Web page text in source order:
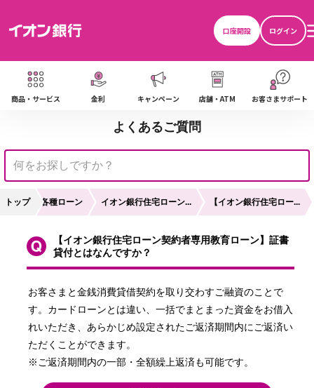
口座開設
ログイン
商品・サービス 金利 キャンペーン 店舗・ATM お客さまサポート
よくあるご質問
トップ 各種ローン イオン銀行住宅ローン... 【イオン銀行住宅ロー...
【イオン銀行住宅ローン契約者専用教育ローン】証書
貸付とはなんですか？
お客さまと金銭消費貸借契約を取り交わすご融資のことで
す。カードローンとは違い、一括でまとまった資金をお借入
れいただき、あらかじめ設定されたご返済期間内にご返済い
ただくことができます。
※ご返済期間内の一部・全額繰上返済も可能です。